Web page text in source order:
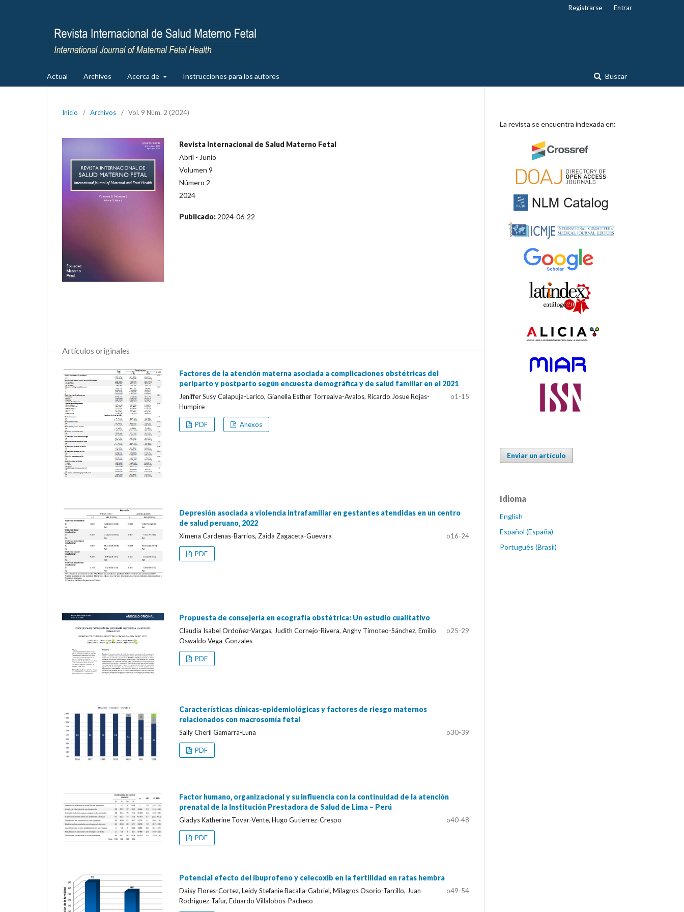
Actual Archivos Acerca de Instrucciones para los autores Buscar
Registrarse Entrar
Inicio / Archivos / Vol. 9 Núm. 2 (2024)
Revista Internacional de Salud Materno Fetal
Abril - Junio
Volumen 9
Número 2
2024
Publicado: 2024-06-22
Artículos originales
Factores de la atención materna asociada a complicaciones obstétricas del
periparto y postparto según encuesta demográfica y de salud familiar en el 2021
Jeniffer Susy Calapuja-Larico, Gianella Esther Torrealva-Avalos, Ricardo Josue Rojas-
Humpire
o1-15
PDF Anexos
Depresión asociada a violencia intrafamiliar en gestantes atendidas en un centro
de salud peruano, 2022
Ximena Cardenas-Barrios, Zaida Zagaceta-Guevara o16-24
PDF
Propuesta de consejería en ecografía obstétrica: Un estudio cualitativo
Claudia Isabel Ordoñez-Vargas, Judith Cornejo-Rivera, Anghy Timoteo-Sánchez, Emilio
Oswaldo Vega-Gonzales
o25-29
PDF
Características clínicas-epidemiológicas y factores de riesgo maternos
relacionados con macrosomía fetal
Sally Cheril Gamarra-Luna o30-39
PDF
Factor humano, organizacional y su influencia con la continuidad de la atención
prenatal de la Institución Prestadora de Salud de Lima – Perú
Gladys Katherine Tovar-Vente, Hugo Gutierrez-Crespo o40-48
PDF
Potencial efecto del ibuprofeno y celecoxib en la fertilidad en ratas hembra
Daisy Flores-Cortez, Leidy Stefanie Bacalla-Gabriel, Milagros Osorio-Tarrillo, Juan
Rodriguez-Tafur, Eduardo Villalobos-Pacheco
o49-54
La revista se encuentra indexada en:
Enviar un artículo
Idioma
English
Español (España)
Português (Brasil)